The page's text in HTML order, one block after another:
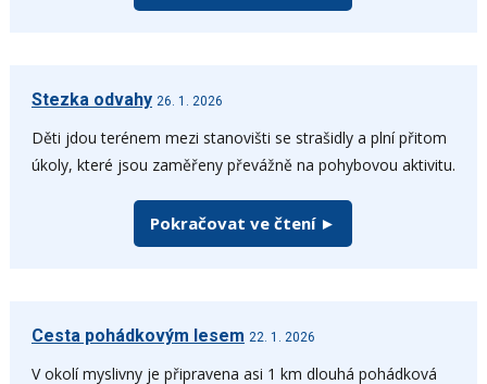
Stezka odvahy 26. 1. 2026
Děti jdou terénem mezi stanovišti se strašidly a plní přitom
úkoly, které jsou zaměřeny převážně na pohybovou aktivitu.
Pokračovat ve čtení ►
Cesta pohádkovým lesem 22. 1. 2026
V okolí myslivny je připravena asi 1 km dlouhá pohádková